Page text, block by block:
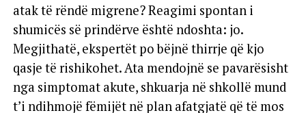
atak të rëndë migrene? Reagimi spontan i
shumicës së prindërve është ndoshta: jo.
Megjithatë, ekspertët po bëjnë thirrje që kjo
qasje të rishikohet. Ata mendojnë se pavarësisht
nga simptomat akute, shkuarja në shkollë mund
t’i ndihmojë fëmijët në plan afatgjatë që të mos